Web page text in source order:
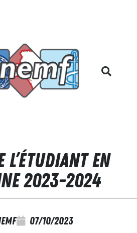
L’ÉTUDIANT EN
2023-2024
07/10/2023